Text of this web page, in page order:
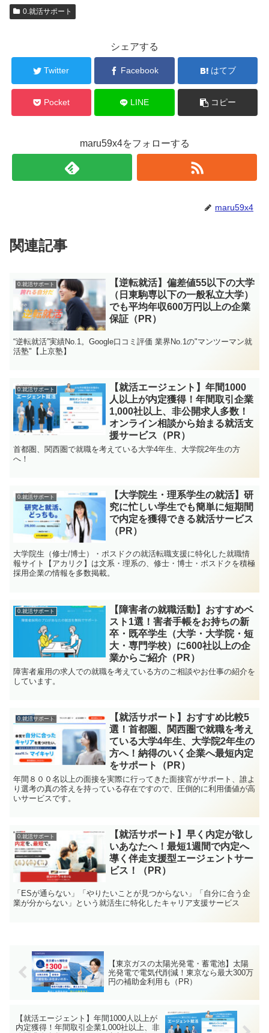
0.就活サポート
シェアする
Twitter Facebook はてブ
Pocket LINE コピー
maru59x4をフォローする
maru59x4
関連記事
0.就活サポート
【逆転就活】偏差値55以下の大学
（日東駒専以下の一般私立大学）
でも平均年収600万円以上の企業
保証（PR）
“逆転就活”実績No.1。Google口コミ評価 業界No.1の"マンツーマン就
活塾"【上京塾】
0.就活サポート
【就活エージェント】年間1000
人以上が内定獲得！年間取引企業
1,000社以上、非公開求人多数！
オンライン相談から始まる就活支
援サービス（PR）
首都圏、関西圏で就職を考えている大学4年生、大学院2年生の方
へ！
0.就活サポート
【大学院生・理系学生の就活】研
究に忙しい学生でも簡単に短期間
で内定を獲得できる就活サービス
（PR）
大学院生（修士/博士）・ポスドクの就活転職支援に特化した就職情
報サイト【アカリク】は文系・理系の、修士・博士・ポスドクを積極
採用企業の情報を多数掲載。
0.就活サポート
【障害者の就職活動】おすすめベ
スト1選！害者手帳をお持ちの新
卒・既卒学生（大学・大学院・短
大・専門学校）に600社以上の企
業からご紹介（PR）
障害者雇用の求人での就職を考えている方のご相談やお仕事の紹介を
しています。
0.就活サポート
【就活サポート】おすすめ比較5
選！首都圏、関西圏で就職を考え
ている大学4年生、大学院2年生の
方へ！納得のいく企業へ最短内定
をサポート（PR）
年間８００名以上の面接を実際に行ってきた面接官がサポート、誰よ
り選考の真の答えを持っている存在ですので、圧倒的に利用価値が高
いサービスです。
0.就活サポート
【就活サポート】早く内定が欲し
いあなたへ！最短1週間で内定へ
導く伴走支援型エージェントサー
ビス！（PR）
「ESが通らない」「やりたいことが見つからない」「自分に合う企
業が分からない」という就活生に特化したキャリア支援サービス
【東京ガスの太陽光発電・蓄電池】太陽
光発電で電気代削減！東京なら最大300万
円の補助金利用も（PR）
【就活エージェント】年間1000人以上が
内定獲得！年間取引企業1,000社以上、非